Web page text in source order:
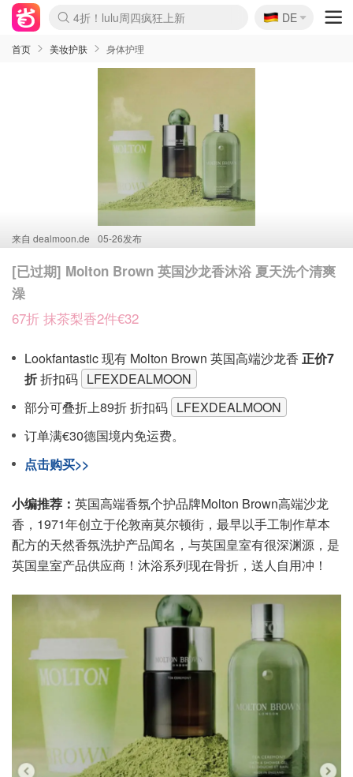
Boticinal 夏促开抢！
4折！lulu周四疯狂上新
还没结束！&OtherStories大促
Joybuy变相75折 随时失效
速领！Stanley独家85折
疑似霸哥！Camper额外叠85折
Zalando 奥莱闪促！每日更新
Moncler反季囤！5折起+叠9折
Coach Brooklyn仅€192
🇩🇪
DE
首页 美妆护肤 身体护理
来自 dealmoon.de 05-26发布
[已过期] Molton Brown 英国沙龙香沐浴 夏天洗个清爽
澡
67折 抹茶梨香2件€32
Lookfantastic 现有 Molton Brown 英国高端沙龙香 正价7
折折扣码 LFEXDEALMOON
部分可叠折上89折 折扣码 LFEXDEALMOON
订单满€30德国境内免运费。
点击购买>>
小编推荐： 英国高端香氛个护品牌Molton Brown高端沙龙
香，1971年创立于伦敦南莫尔顿街，最早以手工制作草本
配方的天然香氛洗护产品闻名，与英国皇室有很深渊源，是
英国皇室产品供应商！沐浴系列现在骨折，送人自用冲！